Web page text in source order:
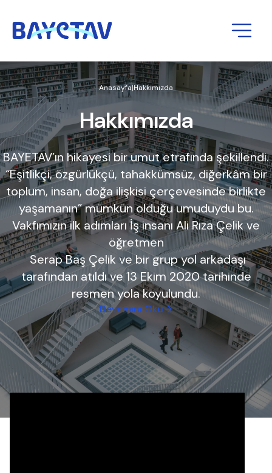
Anasayfa|Hakkımızda
Hakkımızda
BAYETAV’ın hikayesi bir umut etrafında şekillendi.
“Eşitlikçi, özgürlükçü, tahakkümsüz, diğerkâm bir
toplum, insan, doğa ilişkisi çerçevesinde birlikte
yaşamanın” mümkün olduğu umuduydu bu.
Vakfımızın ilk adımları İş insanı Ali Rıza Çelik ve
öğretmen
Serap Baş Çelik ve bir grup yol arkadaşı
tarafından atıldı ve 13 Ekim 2020 tarihinde
resmen yola koyulundu.
Devamını Oku